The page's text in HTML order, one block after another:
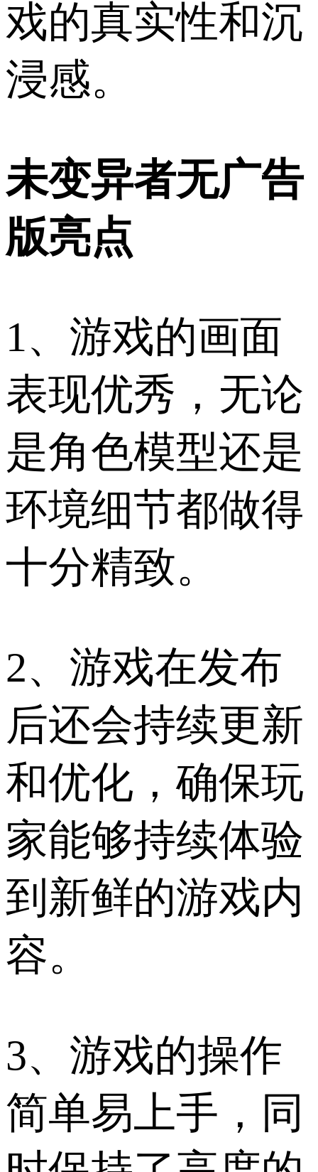
戏的真实性和沉
浸感。
未变异者无广告
版亮点
1、游戏的画面
表现优秀，无论
是角色模型还是
环境细节都做得
十分精致。
2、游戏在发布
后还会持续更新
和优化，确保玩
家能够持续体验
到新鲜的游戏内
容。
3、游戏的操作
简单易上手，同